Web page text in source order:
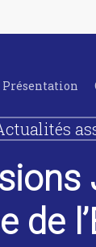
Présentation
de